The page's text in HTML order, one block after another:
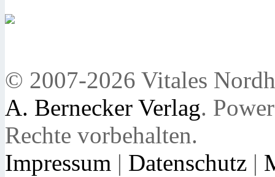
© 2007-2026 Vitales
A. Bernecker Verlag.
Rechte vorbehalten.
Impressum | Datenschutz |